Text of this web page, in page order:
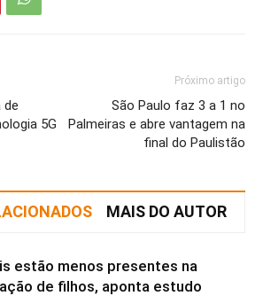
de
5G
Próximo artigo
São Paulo faz 3 a 1 no
Palmeiras e abre vantagem na
final do Paulistão
MAIS DO AUTOR
estão menos presentes na
de filhos, aponta estudo